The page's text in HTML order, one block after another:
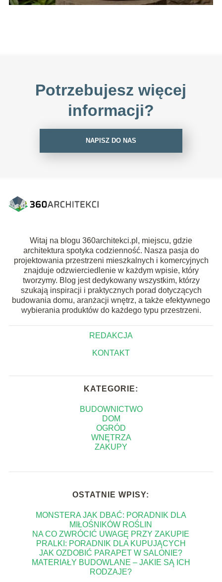
Potrzebujesz więcej
informacji?
NAPISZ DO NAS
Witaj na blogu 360architekci.pl, miejscu, gdzie
architektura spotyka codzienność. Nasza pasja do
projektowania przestrzeni mieszkalnych i komercyjnych
znajduje odzwierciedlenie w każdym wpisie, który
tworzymy. Blog jest dedykowany wszystkim, którzy
szukają inspiracji i praktycznych porad dotyczących
budowania domu, aranżacji wnętrz, a także efektywnego
wybierania produktów do każdego typu przestrzeni.
REDAKCJA
KONTAKT
KATEGORIE:
BUDOWNICTWO
DOM
OGRÓD
WNĘTRZA
ZAKUPY
OSTATNIE WPISY:
MONSTERA JAK DBAĆ: PORADNIK DLA
MIŁOŚNIKÓW ROŚLIN
NA CO ZWRÓCIĆ UWAGĘ PRZY ZAKUPIE
PRALKI: PORADNIK DLA KUPUJĄCYCH
JAK OZDOBIĆ PARAPET W SALONIE?
MATERIAŁY BUDOWLANE – JAKIE SĄ ICH
RODZAJE?